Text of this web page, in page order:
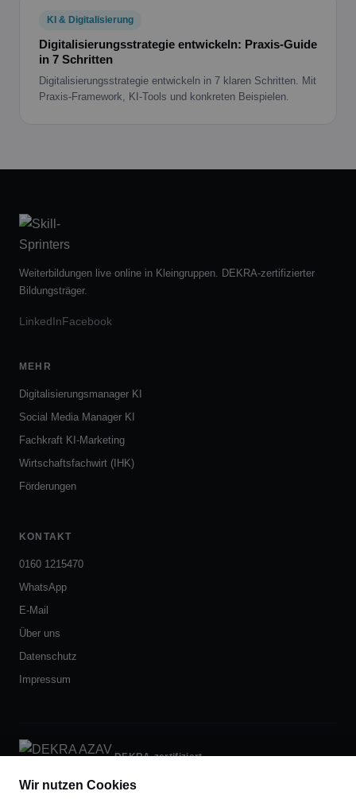
KI & Digitalisierung
Digitalisierungsstrategie entwickeln: Praxis-Guide
in 7 Schritten
Digitalisierungsstrategie entwickeln in 7 klaren Schritten. Mit
Praxis-Framework, KI-Tools und konkreten Beispielen.
Weiterbildungen live online in Kleingruppen. DEKRA-zertifizierter
Bildungsträger.
LinkedInFacebook
MEHR
Digitalisierungsmanager KI
Social Media Manager KI
Fachkraft KI-Marketing
Wirtschaftsfachwirt (IHK)
Förderungen
KONTAKT
0160 1215470
WhatsApp
E-Mail
Über uns
Datenschutz
Impressum
DEKRA-zertifiziert
Wir nutzen Cookies